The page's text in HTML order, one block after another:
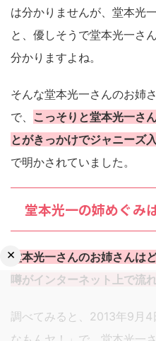
は分かりませんが、堂本光
と、優しそうで堂本光一さ
分かりますよね。
そんな堂本光一さんのお姉
で、 こっそりと堂本光一さ
とがきっかけでジャニーズ
で明かされていました。
堂本光一の姉めぐみ
堂本光一さんのお姉さんは
噂がインターネット上で流れ
調べてみると、2013年9月4
×